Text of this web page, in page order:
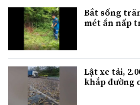
Bắt sống
mét ẩn nấp
Lật xe tải,
khắp đường